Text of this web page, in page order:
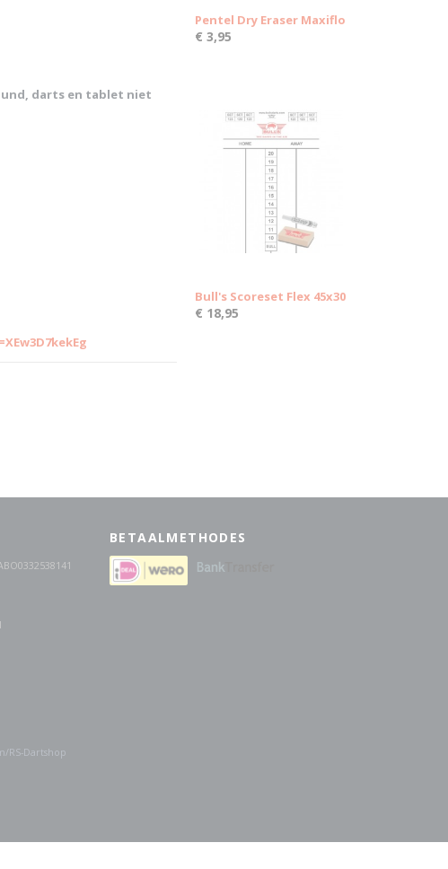
darts en tablet niet
Pentel Dry Eraser Maxiflo
€ 3,95
Bull's Scoreset Flex 45x30
€ 18,95
RS-Dartshop
BETAALMETHODES